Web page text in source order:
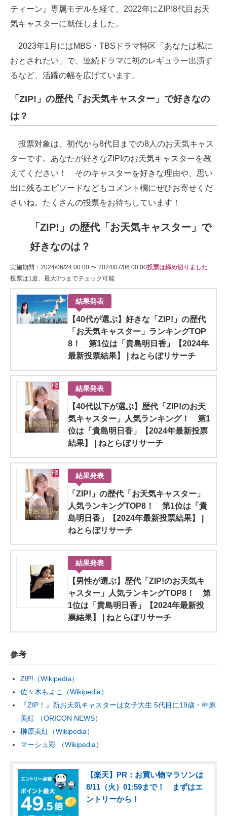
ティーン』専属モデルを経て、2022年にZIP!8代目お天
気キャスターに就任しました。
2023年1月にはMBS・TBSドラマ特区「あなたは私に
おとされたい」で、連続ドラマに初のレギュラー出演す
るなど、活躍の幅を広げています。
「ZIP!」の歴代「お天気キャスター」で好きなの
は？
投票対象は、初代から8代目までの8人のお天気キャス
ターです。あなたが好きなZIP!のお天気キャスターを教
えてください！ そのキャスターを好きな理由や、思い
出に残るエピソードなどもコメント欄にぜひお寄せくだ
さいね。たくさんの投票をお待ちしています！
「ZIP!」の歴代「お天気キャスター」で
好きなのは？
実施期間：2024/06/24 00:00 〜 2024/07/06 00:00
投票は1度、最大3つまでチェック可能
投票は締め切りました
結果発表
【40代が選ぶ】好きな「ZIP!」の歴代
「お天気キャスター」ランキングTOP
8！ 第1位は「貴島明日香」【2024年
最新投票結果】 | ねとらぼリサーチ
結果発表
【40代以下が選ぶ】歴代「ZIP!のお天
気キャスター」人気ランキング！ 第1
位は「貴島明日香」【2024年最新投票
結果】 | ねとらぼリサーチ
結果発表
「ZIP!」の歴代「お天気キャスター」
人気ランキングTOP8！ 第1位は「貴
島明日香」【2024年最新投票結果】 |
ねとらぼリサーチ
結果発表
【男性が選ぶ】歴代「ZIP!のお天気キ
ャスター」人気ランキングTOP8！ 第
1位は「貴島明日香」【2024年最新投
票結果】 | ねとらぼリサーチ
参考
ZIP!（Wikipedia）
佐々木もよこ（Wikipedia）
『ZIP！』新お天気キャスターは女子大生 5代目に19歳・榊原
美紅 （ORICON NEWS）
榊原美紅（Wikipedia）
マーシュ彩 （Wikipedia）
【楽天】PR：お買い物マラソンは
8/11（火）01:59まで！ まずはエ
ントリーから！